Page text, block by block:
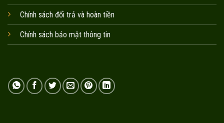
Chính sách đổi trả và hoàn tiền
Chính sách bảo mật thông tin